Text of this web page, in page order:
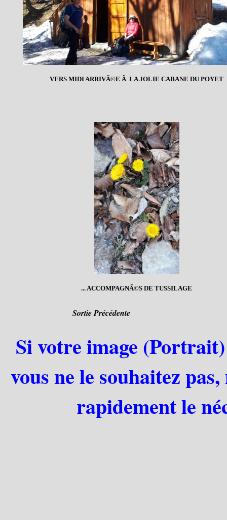
VERS MIDI ARRIVÃ©E Ã LA JOLIE CABANE DU POYET
... ACCOMPAGNÃ©S DE TUSSILAGE
Sortie Précédente
Si votre image
vous ne le souhaitez
rapidement le